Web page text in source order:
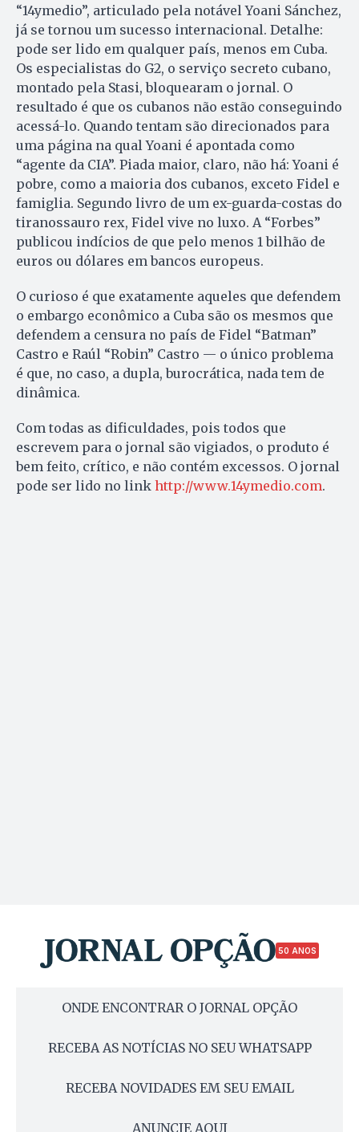
“14ymedio”, articulado pela notável Yoani Sánchez,
já se tornou um sucesso internacional. Detalhe:
pode ser lido em qualquer país, menos em Cuba.
Os especialistas do G2, o serviço secreto cubano,
montado pela Stasi, bloquearam o jornal. O
resultado é que os cubanos não estão conseguindo
acessá-lo. Quando tentam são direcionados para
uma página na qual Yoani é apontada como
“agente da CIA”. Piada maior, claro, não há: Yoani é
pobre, como a maioria dos cubanos, exceto Fidel e
famiglia. Segundo livro de um ex-guarda-costas do
tiranossauro rex, Fidel vive no luxo. A “Forbes”
publicou indícios de que pelo menos 1 bilhão de
euros ou dólares em bancos europeus.
O curioso é que exatamente aqueles que defendem
o embargo econômico a Cuba são os mesmos que
defendem a censura no país de Fidel “Batman”
Castro e Raúl “Robin” Castro — o único problema
é que, no caso, a dupla, burocrática, nada tem de
dinâmica.
Com todas as dificuldades, pois todos que
escrevem para o jornal são vigiados, o produto é
bem feito, crítico, e não contém excessos. O jornal
pode ser lido no link http://www.14ymedio.com.
50 ANOS
ONDE ENCONTRAR O JORNAL OPÇÃO
RECEBA AS NOTÍCIAS NO SEU WHATSAPP
RECEBA NOVIDADES EM SEU EMAIL
ANUNCIE AQUI